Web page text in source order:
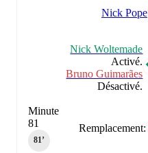
Nick Pope
Nick Woltemade
Activé.
Bruno Guimarães
Désactivé.
Remplacement:
Minute
81
81‎’‎